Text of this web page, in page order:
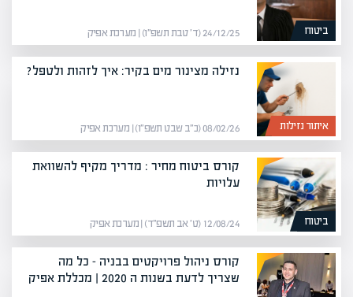
ביטוח 24/12/25 (ד׳ טבת תשפ״ו) | מערכת אפיק
איתור נזילות
נזילה מצינור מים בקיר: איך לזהות ולטפל?
08/02/26 (כ״ב שבט תשפ״ו) | מערכת אפיק
ביטוח
קורס ביטוח מחיר : מדריך מקיף להשוואת
עלויות
12/08/24 (ט׳ אב תשפ״ד) | מערכת אפיק
קורס ניהול פרויקטים בבניה – כל מה
שצריך לדעת בשנות ה 2020 | מכללת אפיק